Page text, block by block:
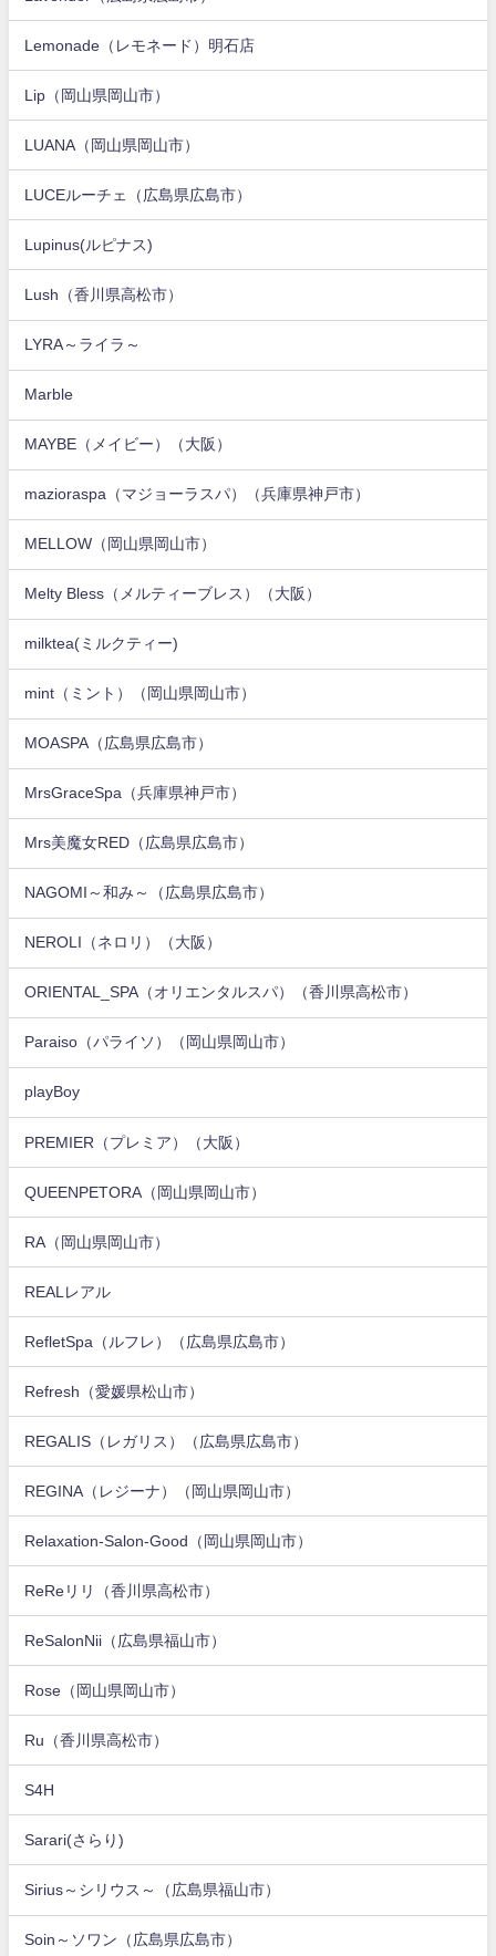
Lemonade（レモネード）明石店
Lip（岡山県岡山市）
LUANA（岡山県岡山市）
LUCEルーチェ（広島県広島市）
Lupinus(ルピナス)
Lush（香川県高松市）
LYRA～ライラ～
Marble
MAYBE（メイビー）（大阪）
mazioraspa（マジョーラスパ）（兵庫県神戸市）
MELLOW（岡山県岡山市）
Melty Bless（メルティーブレス）（大阪）
milktea(ミルクティー)
mint（ミント）（岡山県岡山市）
MOASPA（広島県広島市）
MrsGraceSpa（兵庫県神戸市）
Mrs美魔女RED（広島県広島市）
NAGOMI～和み～（広島県広島市）
NEROLI（ネロリ）（大阪）
ORIENTAL_SPA（オリエンタルスパ）（香川県高松市）
Paraiso（パライソ）（岡山県岡山市）
playBoy
PREMIER（プレミア）（大阪）
QUEENPETORA（岡山県岡山市）
RA（岡山県岡山市）
REALレアル
RefletSpa（ルフレ）（広島県広島市）
Refresh（愛媛県松山市）
REGALIS（レガリス）（広島県広島市）
REGINA（レジーナ）（岡山県岡山市）
Relaxation-Salon-Good（岡山県岡山市）
ReReリリ（香川県高松市）
ReSalonNii（広島県福山市）
Rose（岡山県岡山市）
Ru（香川県高松市）
S4H
Sarari(さらり)
Sirius～シリウス～（広島県福山市）
Soin～ソワン（広島県広島市）